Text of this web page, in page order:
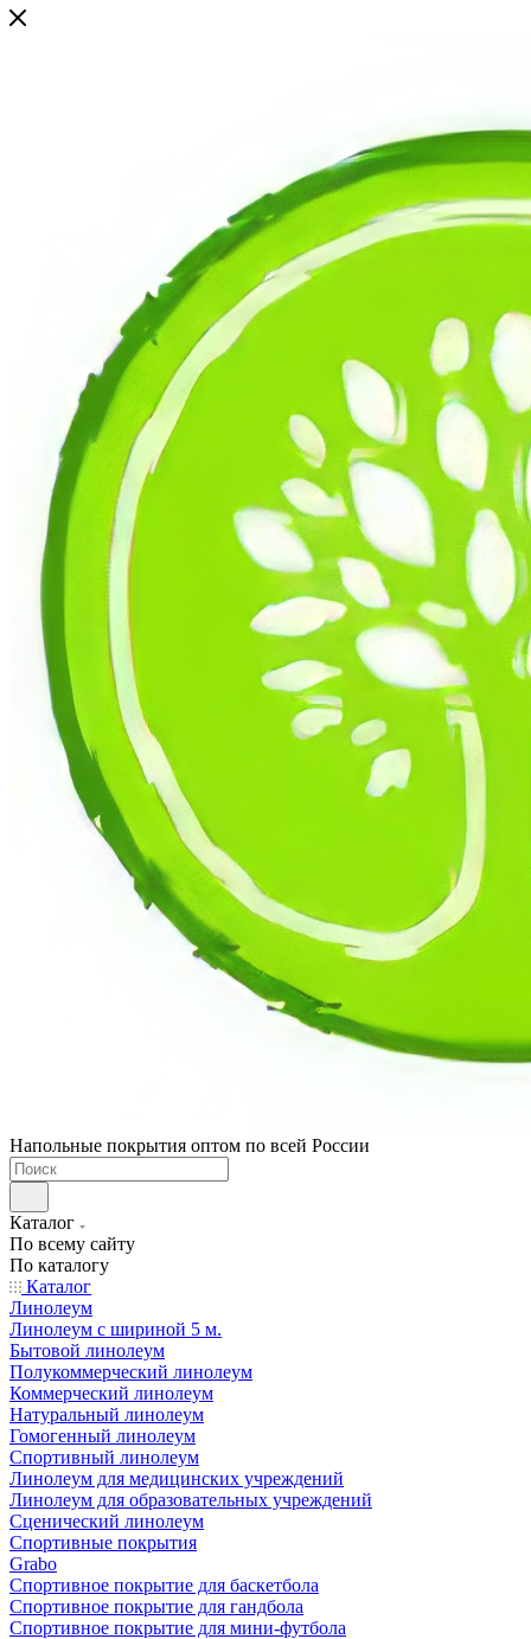
Напольные покрытия оптом по всей России
Каталог
По всему сайту
По каталогу
Каталог
Линолеум
Линолеум с шириной 5 м.
Бытовой линолеум
Полукоммерческий линолеум
Коммерческий линолеум
Натуральный линолеум
Гомогенный линолеум
Спортивный линолеум
Линолеум для медицинских учреждений
Линолеум для образовательных учреждений
Сценический линолеум
Спортивные покрытия
Grabo
Спортивное покрытие для баскетбола
Спортивное покрытие для гандбола
Спортивное покрытие для мини-футбола